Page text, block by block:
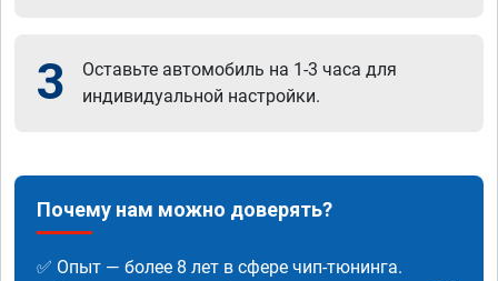
3
Оставьте автомобиль на 1-3 часа для
индивидуальной настройки.
Почему нам можно доверять?
✅ Опыт — более 8 лет в сфере чип-тюнинга.